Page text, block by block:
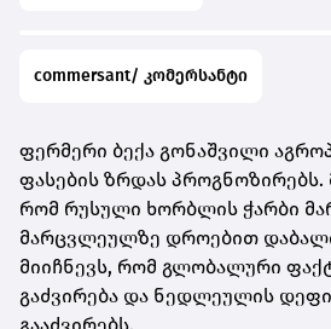
commersant/ კომერსანტი
ფერმერი ბექა გონაშვილი
ფასების ზრდას პროგნოზირებს.
რომ რუსული ხორბლის ჭარბი
მარცვლეულზე დროებით
მიიჩნევს, რომ გლობალური
გაძვირება და ნედლეულის
გააძვირებს.